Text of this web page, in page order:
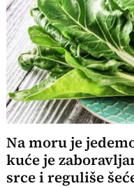
Na moru je
kuće je
srce i reguliše